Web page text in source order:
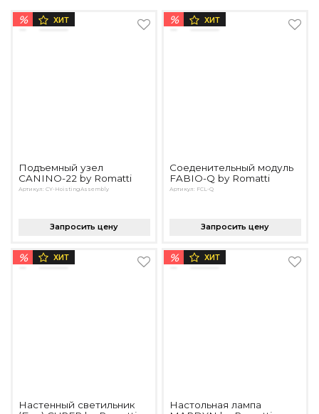
% ХИТ
Подъемный узел
CANINO-22 by Romatti
Артикул: CY-HoistingAssembly
Запросить цену
% ХИТ
Соеденительный модуль
FABIO-Q by Romatti
Артикул: FCL-Q
Запросить цену
% ХИТ
Настенный светильник
% ХИТ
Настольная лампа